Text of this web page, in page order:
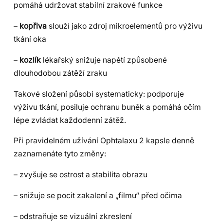
pomáhá udržovat stabilní zrakové funkce
– kopřiva slouží jako zdroj mikroelementů pro výživu
tkání oka
– kozlík lékařský snižuje napětí způsobené
dlouhodobou zátěží zraku
Takové složení působí systematicky: podporuje
výživu tkání, posiluje ochranu buněk a pomáhá očím
lépe zvládat každodenní zátěž.
Při pravidelném užívání Ophtalaxu 2 kapsle denně
zaznamenáte tyto změny:
– zvyšuje se ostrost a stabilita obrazu
– snižuje se pocit zakalení a „filmu“ před očima
– odstraňuje se vizuální zkreslení